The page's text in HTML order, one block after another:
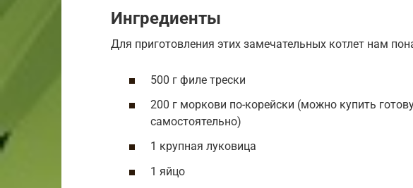
Ингредиенты
Для приготовления этих замечательных котлет нам
500 г филе трески
200 г моркови по-корейски (можно купить
самостоятельно)
1 крупная луковица
1 яйцо